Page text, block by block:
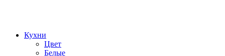
Кухни
Цвет
Белые